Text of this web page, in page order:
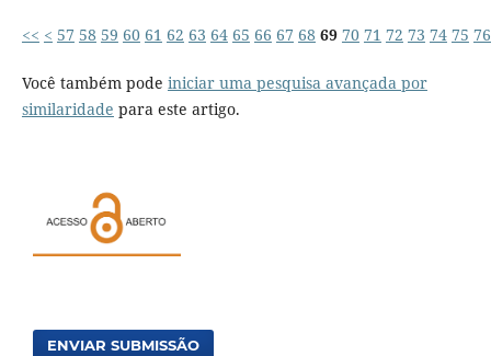
<< < 57 58 59 60 61 62 63 64 65 66 67 68 69 70 71 72 73 74 75 76
Você também pode iniciar uma pesquisa avançada por
similaridade para este artigo.
ENVIAR SUBMISSÃO